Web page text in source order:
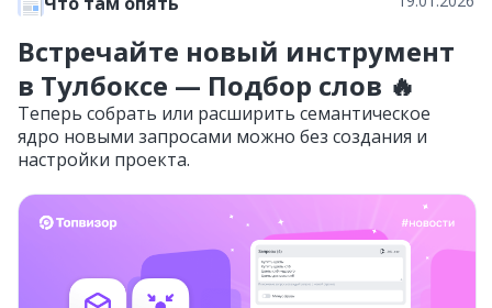
Встречайте новый инструмент
в Тулбоксе — Подбор слов 🔥
Теперь собрать или расширить семантическое
ядро новыми запросами можно без создания и
настройки проекта.